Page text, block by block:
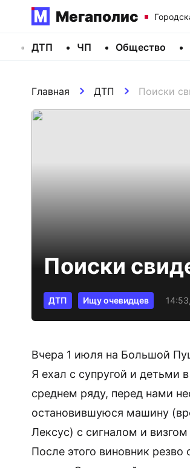
Мегаполис
ДТП ЧП Общество
Главная ДТП Поиски
Поиски
ДТП Ищу очевидцев
Вчера 1 июля на Большой
Я ехал с супругой и детьми
среднем ряду, перед нами
остановившуюся машину
Лексус) с сигналом и
После этого виновник